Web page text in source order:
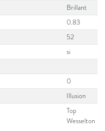
Brillant
0.83
52
si
0
Illusion
Top
Wesselton